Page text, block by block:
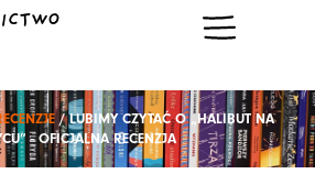
/ LUBIMY CZYTAĆ O „HALIBUT NA
- OFICJALNA RECENZJA